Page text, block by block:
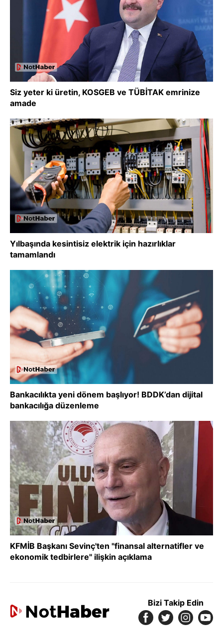
Siz yeter ki üretin, KOSGEB ve TÜBİTAK emrinize
amade
Yılbaşında kesintisiz elektrik için hazırlıklar
tamamlandı
Bankacılıkta yeni dönem başlıyor! BDDK’dan dijital
bankacılığa düzenleme
KFMİB Başkanı Sevinç'ten "finansal alternatifler ve
ekonomik tedbirlere" ilişkin açıklama
Bizi Takip Edin